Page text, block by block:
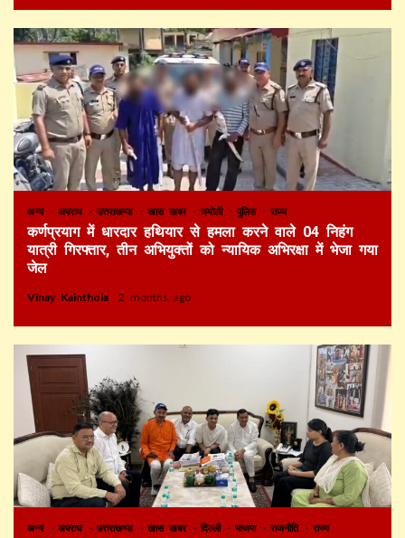
अन्य अपराध उत्तराखण्ड खास खबर चमोली पुलिस राज्य
कर्णप्रयाग में धारदार हथियार से हमला करने वाले 04 निहंग
यात्री गिरफ्तार, तीन अभियुक्तों को न्यायिक अभिरक्षा में भेजा गया
जेल
Vinay Kainthola 2 months ago
अन्य अपराध उत्तराखण्ड खास खबर दिल्ली भाजपा राजनीति राज्य